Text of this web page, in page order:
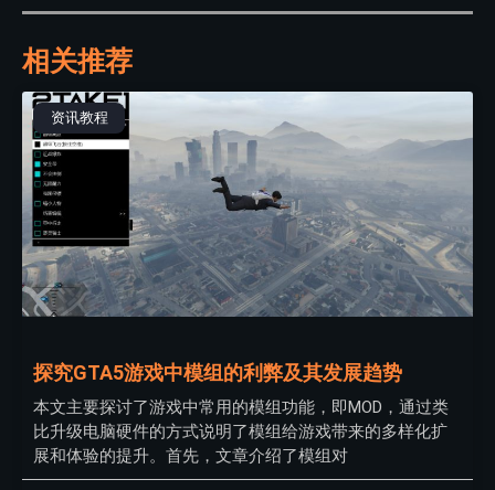
相关推荐
资讯教程
探究GTA5游戏中模组的利弊及其发展趋势
本文主要探讨了游戏中常用的模组功能，即MOD，通过类
比升级电脑硬件的方式说明了模组给游戏带来的多样化扩
展和体验的提升。首先，文章介绍了模组对